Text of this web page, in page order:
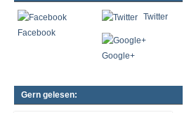
Facebook
Twitter
Google+
Gern gelesen: